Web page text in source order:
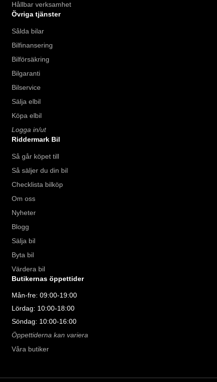
Hållbar verksamhet
Övriga tjänster
Sålda bilar
Bilfinansering
Bilförsäkring
Bilgaranti
Bilservice
Sälja elbil
Köpa elbil
Logga in/ut
Riddermark Bil
Så går köpet till
Så säljer du din bil
Checklista bilköp
Om oss
Nyheter
Blogg
Sälja bil
Byta bil
Värdera bil
Butikernas öppettider
Mån-fre: 09:00-19:00
Lördag: 10:00-18:00
Söndag: 10:00-16:00
Öppettiderna kan variera
Våra butiker